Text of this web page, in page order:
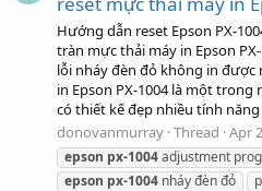
Hướng dẫn reset Epson PX-
tràn mực thải máy in Epson PX-
lỗi nháy đèn đỏ không in được
in Epson PX-1004 là một
có thiết kế đẹp nhiều tính năng
donovanmurray Thread Apr
epson px-1004adjustment
epson px-1004 nháy đèn đỏ